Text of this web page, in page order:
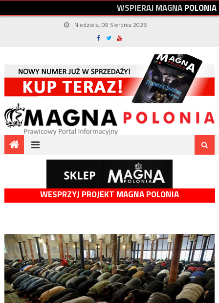
WSPIERAJMAGNAPOLONIA
Niedziela, 09 Sierpnia 2026
WESPRZYJ PROJEKT MAGNA POLONIA